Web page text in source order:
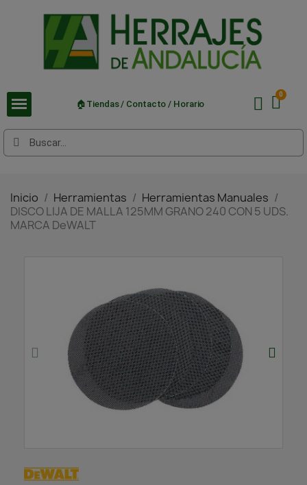
🏠Tiendas / Contacto / Horario
Inicio Herramientas
Herramientas Manuales
DISCO LIJA DE MALLA 125MM GRANO 240 CON 5 UDS.
MARCA DeWALT